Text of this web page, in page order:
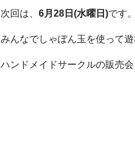
次回は、 6月28日(水曜日)です。
みんなでしゃぼん玉を使って遊
ハンドメイドサークルの販売